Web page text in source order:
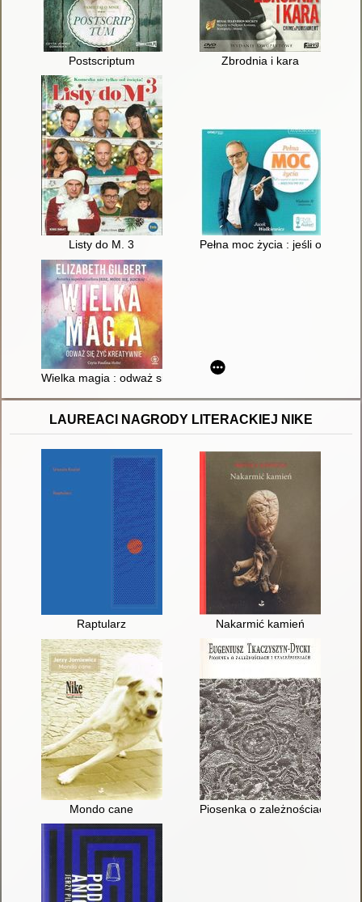
Postscriptum Zbrodnia i kara
Listy do M. 3 Pełna moc życia : jeśli o
Wielka magia : odważ się żyć kreatywnie
LAUREACI NAGRODY LITERACKIEJ NIKE
Raptularz Nakarmić kamień
Mondo cane Piosenka o zależnościach i